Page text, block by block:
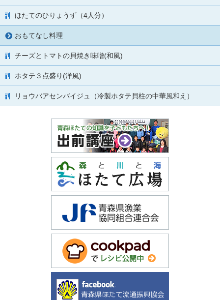
ほたてのひりょうず（4人分）
おもてなし料理
チーズとトマトの貝焼き味噌(和風)
ホタテ３点盛り(洋風)
リョウバアセンバイジュ（冷製ホタテ貝柱の中華風和え）